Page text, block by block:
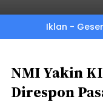
Iklan -
NMI Yakin
Direspon